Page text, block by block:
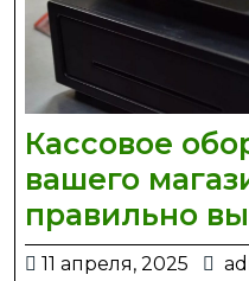
Кассовое
вашего
правильно
11 апреля, 2025
11